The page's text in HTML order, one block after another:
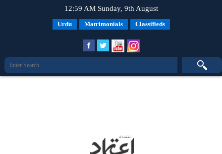
12:59 AM Sunday, 9th August
Urdu Matrimonials Classifieds